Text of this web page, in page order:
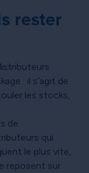
rester
: il s’agit de
les stocks,
de
qui
le plus vite,
reposent sur